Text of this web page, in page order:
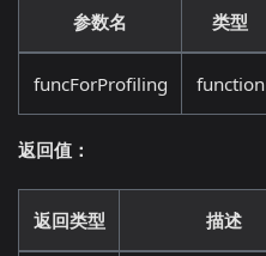
参数名 类型
funcForProfiling function
返回值：
返回类型 描述